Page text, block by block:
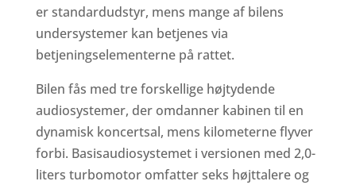
er standardudstyr, mens mange af bilens
undersystemer kan betjenes via
betjeningselementerne på rattet.
Bilen fås med tre forskellige højtydende
audiosystemer, der omdanner kabinen til en
dynamisk koncertsal, mens kilometerne flyver
forbi. Basisaudiosystemet i versionen med 2,0-
liters turbomotor omfatter seks højttalere og